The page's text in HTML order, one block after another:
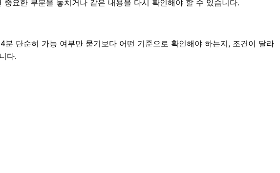
요한 부분을 놓치거나 같은 내용을 다시 확인해야 할 수 있습니다.
단순히 가능 여부만 묻기보다 어떤 기준으로 확인해야 하는지, 조건이 달라
다.